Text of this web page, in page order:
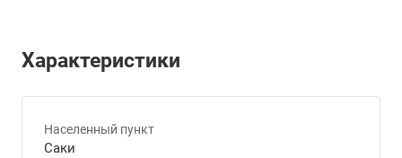
Характеристики
Населенный пункт
Саки